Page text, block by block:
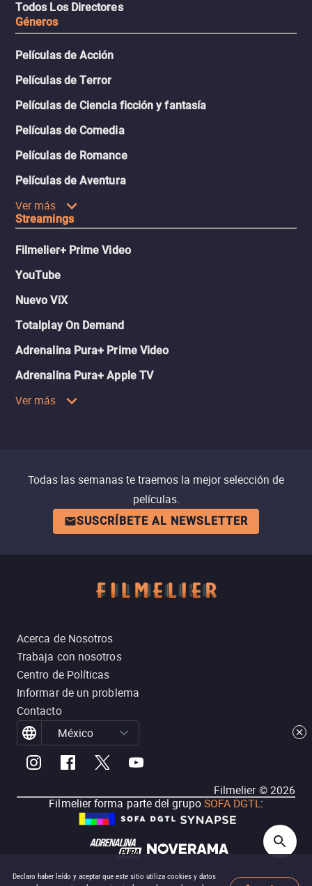
Declaro haber leído y aceptar que este sitio utiliza cookies y datos
Todos Los Directores
Géneros
Películas de Acción
Películas de Terror
Películas de Ciencia ficción y fantasía
Películas de Comedia
Películas de Romance
Películas de Aventura
Ver más
Streamings
Filmelier+ Prime Video
YouTube
Nuevo ViX
Totalplay On Demand
Adrenalina Pura+ Prime Video
Adrenalina Pura+ Apple TV
Ver más
Todas las semanas te traemos la mejor selección de
películas.
SUSCRÍBETE AL NEWSLETTER
Acerca de Nosotros
Trabaja con nosotros
Centro de Políticas
Informar de un problema
Contacto
México
Filmelier ©2026
Filmelier forma parte del grupoSOFA DGTL: